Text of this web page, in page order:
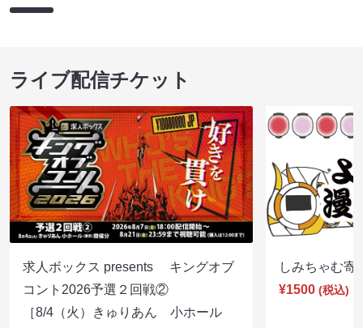
ライブ配信チケット
求人ボックス presents キングオブ
コント2026予選２回戦②
［8/4（火）きゅりあん 小ホール
しみちゃむ
¥1500 (税込)